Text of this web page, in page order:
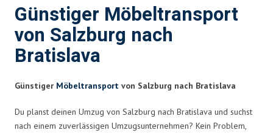
Günstiger Möbeltransport
von Salzburg nach
Bratislava
Günstiger Möbeltransport von Salzburg nach Bratislava
Du planst deinen Umzug von Salzburg nach Bratislava und suchst
nach einem zuverlässigen Umzugsunternehmen? Kein Problem,